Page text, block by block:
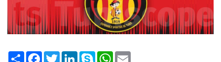
Share FacebookTwitterLinkedInSkype WhatsApp